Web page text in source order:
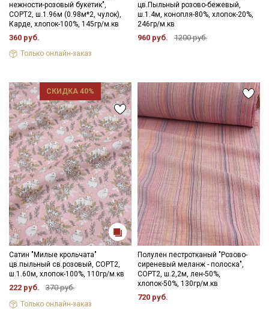
нежности-розовый букетик",
СОРТ2, ш.1.96м (0.98м*2, чулок),
Карде, хлопок-100%, 145гр/м.кв
360 руб.
Только онлайн-заказ
цв.Пыльный розово-бежевый,
ш.1.4м, конопля-80%, хлопок-20%,
246гр/м.кв
960 руб. 1200 руб.
СКИДКА 40%
Сатин "Милые крольчата"
цв.пыльный св.розовый, СОРТ2,
ш.1.60м, хлопок-100%, 110гр/м.кв
222 руб. 370 руб.
Только онлайн-заказ
Полулен пестротканый "Розово-
сиреневый меланж - полоска",
СОРТ2, ш.2,2м, лен-50%,
хлопок-50%, 130гр/м.кв
720 руб.